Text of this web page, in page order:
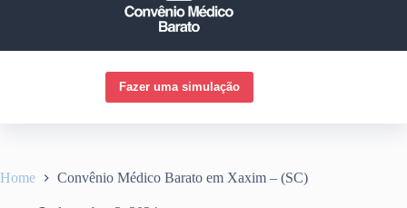
Fazer uma simulação
Home Convênio Médico Barato em Xaxim – (SC)